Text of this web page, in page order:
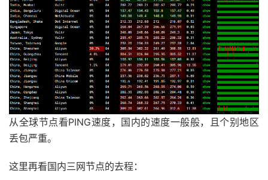
从全球节点看PING速度，国内的速度一般般，且个别地区
丢包严重。
这里再看国内三网节点的去程：